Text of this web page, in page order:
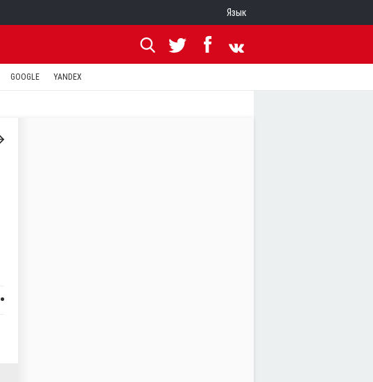
Язык
GOOGLE YANDEX